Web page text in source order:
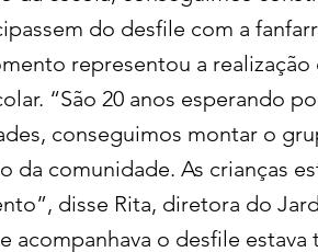
do desfile com a
representou a realização
“São 20 anos esperando
conseguimos montar o
da comunidade. As crianças
disse Rita, diretora do
acompanhava o desfile estava